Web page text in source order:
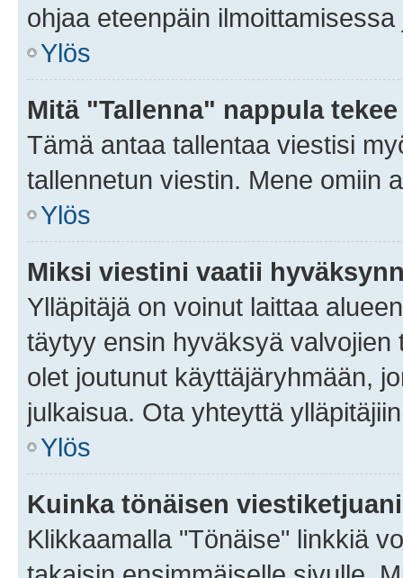
ohjaa eteenpäin
Ylös
Mitä "Tallenna" nappula
Tämä antaa tallentaa viestisi
tallennetun viestin. Mene omiin
Ylös
Miksi viestini vaatii
Ylläpitäjä on voinut laittaa
täytyy ensin hyväksyä
olet joutunut käyttäjäryhmään,
julkaisua. Ota yhteyttä
Ylös
Kuinka tönäisen
Klikkaamalla "Tönäise" linkkiä